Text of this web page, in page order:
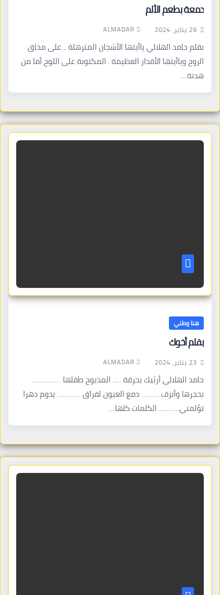
دمعة بطعم الألم
29 يناير، 2024 ALMADAR
بقلم حامد الهلالي ياأيتها الأشجان المترهلة .. على محاق
الروح وياأيتها الأقدار العظيمة . المكتوبة على اللوح أما من
هدنة…
هنا وطني
بقلم أخوك
23 يناير، 2024 ALMADAR
حامد الهلالي أرثيك بحرقة ….. المذبوح طفلها ……………
بحجرها وأنزف ……… دمع العيون لفراق ………… يدوم دهرا
تؤلمني……….. الكلمات كلها…